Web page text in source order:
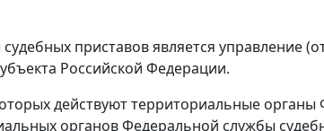
приставов является управление
Российской Федерации.
действуют территориальные
органов Федеральной службы